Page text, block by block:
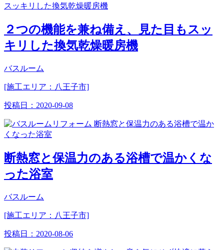
２つの機能を兼ね備え、見た目もスッ
キリした換気乾燥暖房機
バスルーム
[施工エリア：八王子市]
投稿日： 2020-09-08
断熱窓と保温力のある浴槽で温かくな
った浴室
バスルーム
[施工エリア：八王子市]
投稿日： 2020-08-06